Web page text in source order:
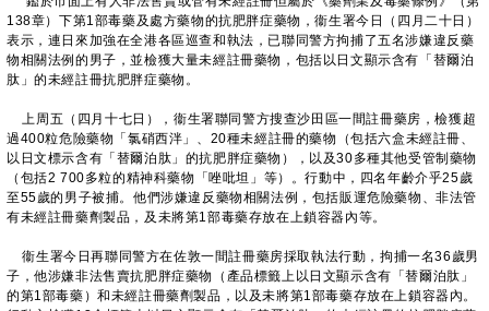
138章）下第1部毒藥及處方藥物的抗肥胖症藥物，衞生署今日（四月二十日）
表示，連日來加強在全港各區巡查和執法，已聯同警方拘捕了五名涉嫌違反藥
物相關法例的男子，並檢獲大量未經註冊藥物，包括以日文顯示含有「替爾泊
肽」的未經註冊抗肥胖症藥物。
上周五（四月十七日），衞生署聯同警方搜查沙田區一間註冊藥房，檢獲超
過400粒危險藥物「氯硝西泮」、20種未經註冊的藥物（包括六盒未經註冊、
以日文標示含有「替爾泊肽」的抗肥胖症藥物），以及30多種其他受管制藥物
（包括2 700多粒的精神科藥物「唑吡坦」等）。行動中，四名年齡介乎25歲
至55歲的男子被捕。他們涉嫌違反藥物相關法例，包括販運危險藥物、非法管
有未經註冊藥劑製品，及未將第1部毒藥存放在上鎖容器內等。
衞生署今日再聯同警方在佐敦一間註冊藥房採取執法行動，拘捕一名36歲男
子，他涉嫌非法售賣抗肥胖症藥物（產品標籤上以日文顯示含有「替爾泊肽」
的第1部毒藥）和未經註冊藥劑製品，以及未將第1部毒藥存放在上鎖容器內。